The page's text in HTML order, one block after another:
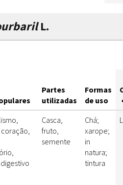
L.
Partes
utilizadas
Formas
de uso
coração,
Casca,
fruto,
semente
Chá;
xarope;
in
natura;
tintura